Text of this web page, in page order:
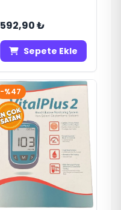
592,90 ₺
Sepete Ekle
-%47